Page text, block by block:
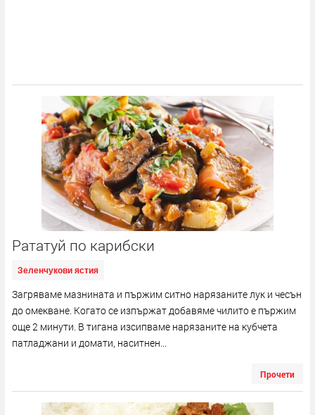
Рататуй по карибски
Зеленчукови ястия
Загряваме мазнината и пържим ситно нарязаните лук и чесън
до омекване. Когато се изпържат добавяме чилито е пържим
още 2 минути. В тигана изсипваме нарязаните на кубчета
патладжани и домати, наситнен...
Прочети